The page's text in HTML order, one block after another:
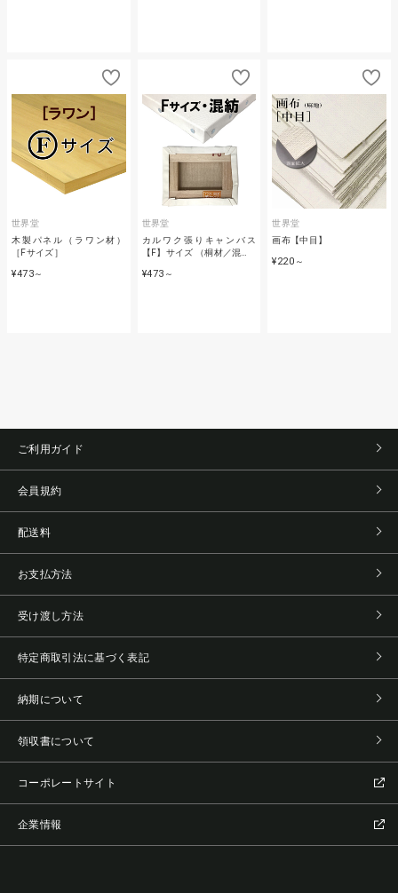
世界堂
木製パネル（ラワン材）
［Fサイズ］
¥473～
世界堂
カルワク張りキャンバス
【F】サイズ （桐材／混…
¥473 ～
世界堂
画布【中目】
¥220 ～
ご利用ガイド
会員規約
配送料
お支払方法
受け渡し方法
特定商取引法に基づく表記
納期について
領収書について
コーポレートサイト
企業情報